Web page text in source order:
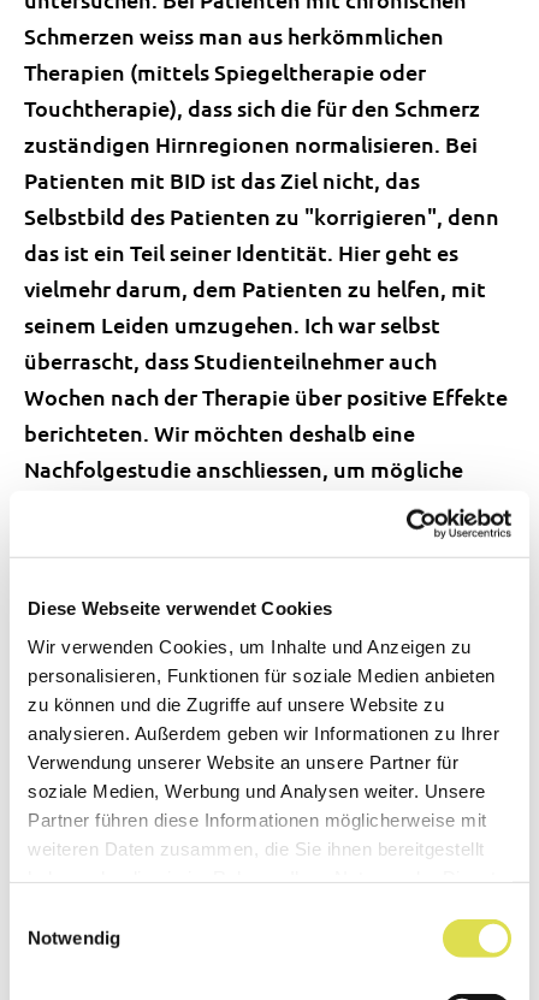
Diese Webseite verwendet Cookies
Wir verwenden Cookies, um Inhalte und Anzeigen zu
personalisieren, Funktionen für soziale Medien anbieten
zu können und die Zugriffe auf unsere Website zu
analysieren. Außerdem geben wir Informationen zu Ihrer
Verwendung unserer Website an unsere Partner für
soziale Medien, Werbung und Analysen weiter. Unsere
Partner führen diese Informationen möglicherweise mit
weiteren Daten zusammen, die Sie ihnen bereitgestellt
Notwendig
Schmerzen weiss man aus herkömmlichen
Therapien (mittels Spiegeltherapie oder
Touchtherapie), dass sich die für den Schmerz
zuständigen Hirnregionen normalisieren. Bei
Patienten mit BID ist das Ziel nicht, das
Selbstbild des Patienten zu "korrigieren", denn
das ist ein Teil seiner Identität. Hier geht es
vielmehr darum, dem Patienten zu helfen, mit
seinem Leiden umzugehen. Ich war selbst
überrascht, dass Studienteilnehmer auch
Wochen nach der Therapie über positive Effekte
berichteten. Wir möchten deshalb eine
Nachfolgestudie anschliessen, um mögliche
bleibende Effekte im Gehirn zu untersuchen.
Was sind die Vor- und Nachteile
verglichen mit herkömmlichen
Behandlungsmethoden?
VR ist im Vergleich zu schmerzstillenden Drogen
weniger invasiv und zeigt nur wenige
Nebenwirkungen wie Schwindel oder Übelkeit.
Natürlich muss noch genauer untersucht
werden, ob z. B. bei BID-Patienten das Risiko
besteht, den Amputationswunsch zu
vergrössern oder bei Schmerzpatienten die
Schmerzen verstärkt werden. Wenn man an die